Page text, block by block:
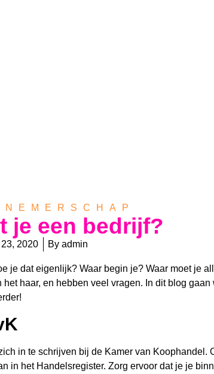
je een bedrijf?
2020 By admin
je dat eigenlijk? Waar begin je? Waar moet je
haar, en hebben veel vragen. In dit blog
in te schrijven bij de Kamer van Koophandel.
in het Handelsregister. Zorg ervoor dat je je